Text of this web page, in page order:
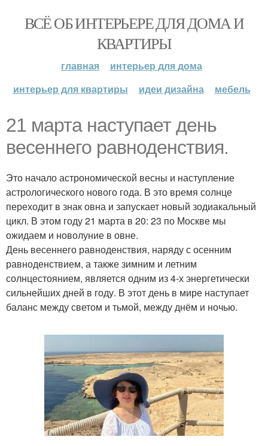
ВСЁ ОБ ИНТЕРЬЕРЕ ДЛЯ ДОМА И
КВАРТИРЫ
главная
интерьер для дома
интерьер для квартиры
идеи дизайна мебель
21 марта наступает день
весеннего равноденствия.
Это начало астрономической весны и наступление
астрологического нового года. В это время солнце
переходит в знак овна и запускает новый зодиакальный
цикл. В этом году 21 марта в 20: 23 по Москве мы
ожидаем и новолуние в овне.
День весеннего равноденствия, наряду с осенним
равноденствием, а также зимним и летним
солнцестоянием, является одним из 4-х энергетически
сильнейших дней в году. В этот день в мире наступает
баланс между светом и тьмой, между днём и ночью.